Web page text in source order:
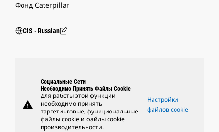
Фонд Caterpillar
CIS ‧ Russian
warning
Социальные Сети
Необходимо Принять Файлы Cookie
Для работы этой функции
необходимо принять
таргетинговые, функциональные
файлы cookie и файлы cookie
производительности.
Настройки
файлов cookie